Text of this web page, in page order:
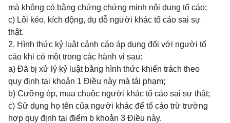
mà không có bằng chứng chứng minh nội dung tố cáo;
c) Lôi kéo, kích động, dụ dỗ người khác tố cáo sai sự
thật.
2. Hình thức kỷ luật cảnh cáo áp dụng đối với người tố
cáo khi có một trong các hành vi sau:
a) Đã bị xử lý kỷ luật bằng hình thức khiển trách theo
quy định tại khoản 1 Điều này mà tái phạm;
b) Cưỡng ép, mua chuộc người khác tố cáo sai sự thật;
c) Sử dụng họ tên của người khác để tố cáo trừ trường
hợp quy định tại điểm b khoản 3 Điều này.